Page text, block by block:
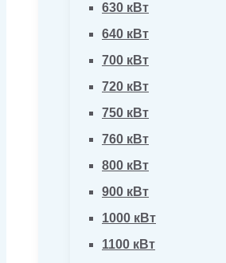
630 кВт
640 кВт
700 кВт
720 кВт
750 кВт
760 кВт
800 кВт
900 кВт
1000 кВт
1100 кВт